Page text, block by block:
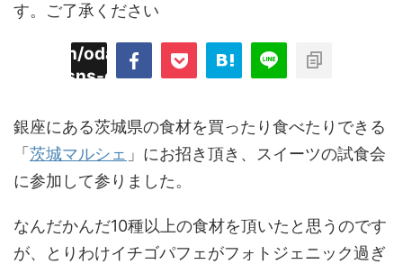
す。ご了承ください
odaiji.com/public_html/blog/wp-
sns-count-cache/sns-count-
銀座にある茨城県の食材を買ったり食べたりできる
「 茨城マルシェ 」にお招き頂き、スイーツの試食会
に参加して参りました。
なんだかんだ10種以上の食材を頂いたと思うのです
が、とりわけイチゴパフェがフォトジェニック過ぎ